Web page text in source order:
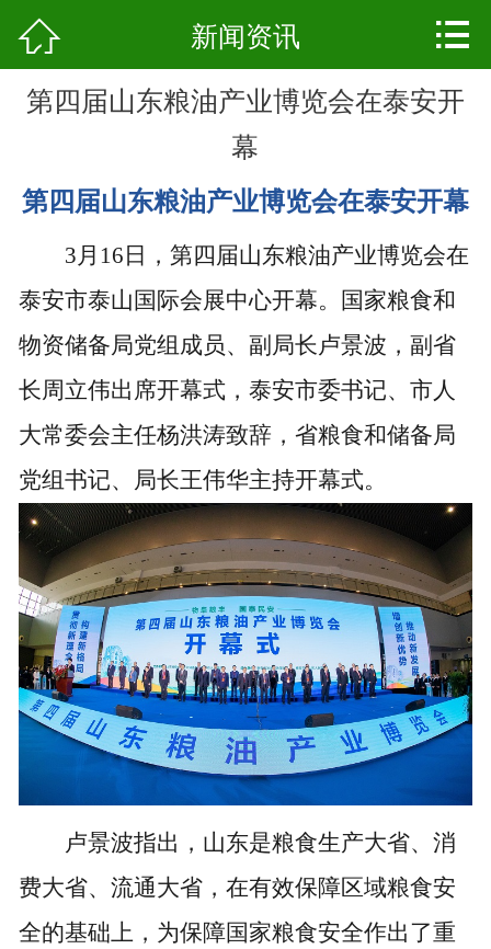
公司简介
产品中心
厂容厂貌
质检中心
人才招聘
联系我们
 新闻资讯 
第四届山东粮油产业博览会在泰安开
幕
第四届山东粮油产业博览会在泰安开幕
3月16日，第四届山东粮油产业博览会在
泰安市泰山国际会展中心开幕。国家粮食和
物资储备局党组成员、副局长卢景波，副省
长周立伟出席开幕式，泰安市委书记、市人
大常委会主任杨洪涛致辞，省粮食和储备局
党组书记、局长王伟华主持开幕式。
卢景波指出，山东是粮食生产大省、消
费大省、流通大省，在有效保障区域粮食安
全的基础上，为保障国家粮食安全作出了重